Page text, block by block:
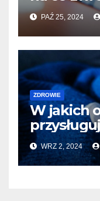
PAŹ 25, 2024
ZDROWIE
W jakich
WRZ 2, 2024